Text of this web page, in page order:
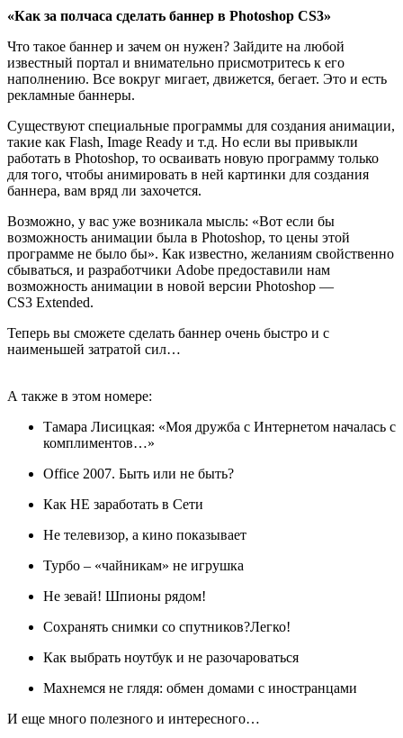
«Как за полчаса сделать баннер в Photoshop CS3»
Что такое баннер и зачем он нужен? Зайдите на любой
известный портал и внимательно присмотритесь к его
наполнению. Все вокруг мигает, движется, бегает. Это и есть
рекламные баннеры.
Существуют специальные программы для создания анимации,
такие как Flash, Image Ready и т.д. Но если вы привыкли
работать в Photoshop, то осваивать новую программу только
для того, чтобы анимировать в ней картинки для создания
баннера, вам вряд ли захочется.
Возможно, у вас уже возникала мысль: «Вот если бы
возможность анимации была в Photoshop, то цены этой
программе не было бы». Как известно, желаниям свойственно
сбываться, и разработчики Adobe предоставили нам
возможность анимации в новой версии Photoshop —
CS3 Extended.
Теперь вы сможете сделать баннер очень быстро и с
наименьшей затратой сил…
А также в этом номере:
Тамара Лисицкая: «Моя дружба с Интернетом началась с
комплиментов…»
Office 2007. Быть или не быть?
Как НЕ заработать в Сети
Не телевизор, а кино показывает
Турбо – «чайникам» не игрушка
Не зевай! Шпионы рядом!
Сохранять снимки со спутников?Легко!
Как выбрать ноутбук и не разочароваться
Махнемся не глядя: обмен домами с иностранцами
И еще много полезного и интересного…